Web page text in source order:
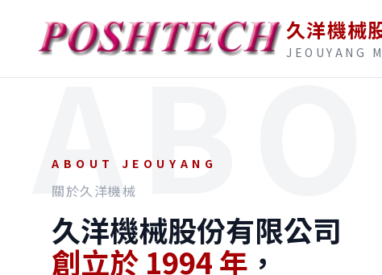
久洋機械
JEOUYANG
高
效
能
ABOUT JEOUYANG
關於久洋機械
久洋機械股份有限公司
創立於 1994 年 ，